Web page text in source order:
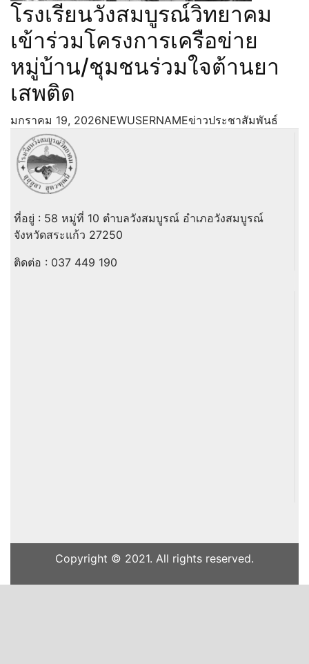
โรงเรียนวังสมบูรณ์วิทยาคม
เข้าร่วมโครงการเครือข่าย
หมู่บ้าน/ชุมชนร่วมใจต้านยา
เสพติด
มกราคม 19, 2026NEWUSERNAMEข่าวประชาสัมพันธ์
ที่อยู่ : 58 หมู่ที่ 10 ตำบลวังสมบูรณ์ อำเภอวังสมบูรณ์
จังหวัดสระแก้ว 27250
ติดต่อ : 037 449 190
Copyright © 2021. All rights reserved.